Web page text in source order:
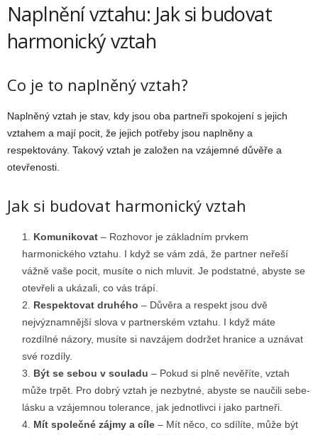
Naplnění vztahu: Jak si budovat
harmonický vztah
Co je to naplněný vztah?
Naplněný vztah je stav, kdy jsou oba partneři spokojení s jejich
vztahem a mají pocit, že jejich potřeby jsou naplněny a
respektovány. Takový vztah je založen na vzájemné důvěře a
otevřenosti.
Jak si budovat harmonický vztah
Komunikovat – Rozhovor je základním prvkem
harmonického vztahu. I když se vám zdá, že partner neřeší
vážně vaše pocit, musíte o nich mluvit. Je podstatné, abyste se
otevřeli a ukázali, co vás trápí.
Respektovat druhého – Důvěra a respekt jsou dvě
nejvýznamnější slova v partnerském vztahu. I když máte
rozdílné názory, musíte si navzájem dodržet hranice a uznávat
své rozdíly.
Být se sebou v souladu – Pokud si plně nevěříte, vztah
může trpět. Pro dobrý vztah je nezbytné, abyste se naučili sebe-
lásku a vzájemnou tolerance, jak jednotlivci i jako partneři.
Mít společné zájmy a cíle – Mít něco, co sdílíte, může být